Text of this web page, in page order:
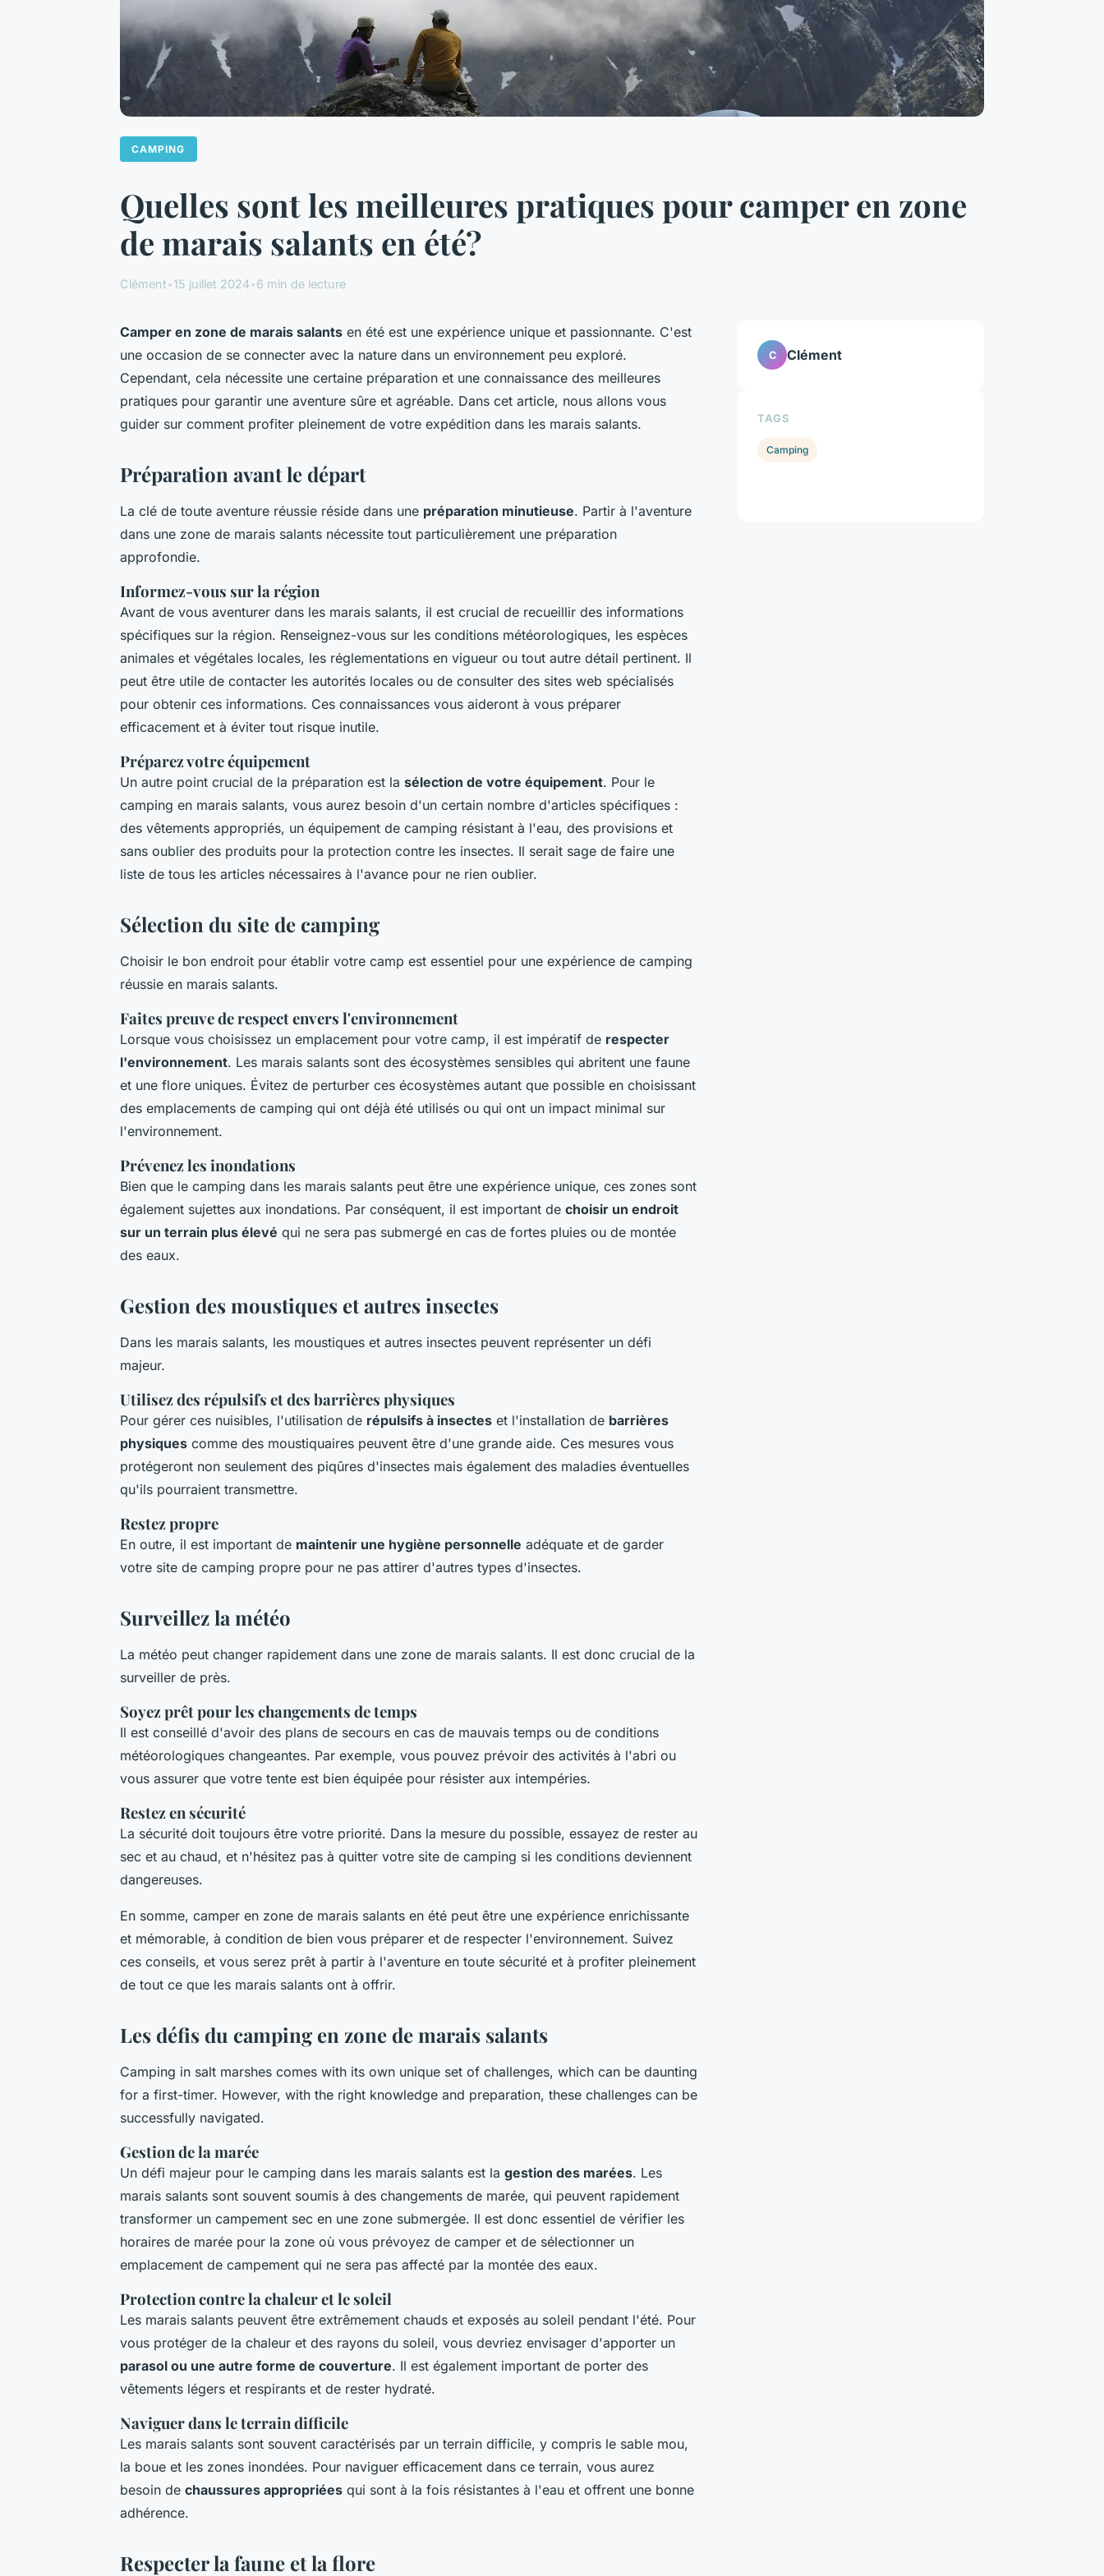
CAMPING
Quelles sont les meilleures pratiques pour camper en zone
de marais salants en été?
Clément•15 juillet 2024•6 min de lecture
Camper en zone de marais salants en été est une expérience unique et passionnante. C'est
une occasion de se connecter avec la nature dans un environnement peu exploré.
Cependant, cela nécessite une certaine préparation et une connaissance des meilleures
pratiques pour garantir une aventure sûre et agréable. Dans cet article, nous allons vous
guider sur comment profiter pleinement de votre expédition dans les marais salants.
Préparation avant le départ
La clé de toute aventure réussie réside dans une préparation minutieuse. Partir à l'aventure
dans une zone de marais salants nécessite tout particulièrement une préparation
approfondie.
Informez-vous sur la région
Avant de vous aventurer dans les marais salants, il est crucial de recueillir des informations
spécifiques sur la région. Renseignez-vous sur les conditions météorologiques, les espèces
animales et végétales locales, les réglementations en vigueur ou tout autre détail pertinent. Il
peut être utile de contacter les autorités locales ou de consulter des sites web spécialisés
pour obtenir ces informations. Ces connaissances vous aideront à vous préparer
efficacement et à éviter tout risque inutile.
Préparez votre équipement
Un autre point crucial de la préparation est la sélection de votre équipement. Pour le
camping en marais salants, vous aurez besoin d'un certain nombre d'articles spécifiques :
des vêtements appropriés, un équipement de camping résistant à l'eau, des provisions et
sans oublier des produits pour la protection contre les insectes. Il serait sage de faire une
liste de tous les articles nécessaires à l'avance pour ne rien oublier.
Sélection du site de camping
Choisir le bon endroit pour établir votre camp est essentiel pour une expérience de camping
réussie en marais salants.
Faites preuve de respect envers l'environnement
Lorsque vous choisissez un emplacement pour votre camp, il est impératif de respecter
l'environnement. Les marais salants sont des écosystèmes sensibles qui abritent une faune
et une flore uniques. Évitez de perturber ces écosystèmes autant que possible en choisissant
des emplacements de camping qui ont déjà été utilisés ou qui ont un impact minimal sur
l'environnement.
Prévenez les inondations
Bien que le camping dans les marais salants peut être une expérience unique, ces zones sont
également sujettes aux inondations. Par conséquent, il est important de choisir un endroit
sur un terrain plus élevé qui ne sera pas submergé en cas de fortes pluies ou de montée
des eaux.
Gestion des moustiques et autres insectes
Dans les marais salants, les moustiques et autres insectes peuvent représenter un défi
majeur.
Utilisez des répulsifs et des barrières physiques
Pour gérer ces nuisibles, l'utilisation de répulsifs à insectes et l'installation de barrières
physiques comme des moustiquaires peuvent être d'une grande aide. Ces mesures vous
protégeront non seulement des piqûres d'insectes mais également des maladies éventuelles
qu'ils pourraient transmettre.
Restez propre
En outre, il est important de maintenir une hygiène personnelle adéquate et de garder
votre site de camping propre pour ne pas attirer d'autres types d'insectes.
Surveillez la météo
La météo peut changer rapidement dans une zone de marais salants. Il est donc crucial de la
surveiller de près.
Soyez prêt pour les changements de temps
Il est conseillé d'avoir des plans de secours en cas de mauvais temps ou de conditions
météorologiques changeantes. Par exemple, vous pouvez prévoir des activités à l'abri ou
vous assurer que votre tente est bien équipée pour résister aux intempéries.
Restez en sécurité
La sécurité doit toujours être votre priorité. Dans la mesure du possible, essayez de rester au
sec et au chaud, et n'hésitez pas à quitter votre site de camping si les conditions deviennent
dangereuses.
En somme, camper en zone de marais salants en été peut être une expérience enrichissante
et mémorable, à condition de bien vous préparer et de respecter l'environnement. Suivez
ces conseils, et vous serez prêt à partir à l'aventure en toute sécurité et à profiter pleinement
de tout ce que les marais salants ont à offrir.
Les défis du camping en zone de marais salants
Camping in salt marshes comes with its own unique set of challenges, which can be daunting
for a first-timer. However, with the right knowledge and preparation, these challenges can be
successfully navigated.
Gestion de la marée
Un défi majeur pour le camping dans les marais salants est la gestion des marées. Les
marais salants sont souvent soumis à des changements de marée, qui peuvent rapidement
transformer un campement sec en une zone submergée. Il est donc essentiel de vérifier les
horaires de marée pour la zone où vous prévoyez de camper et de sélectionner un
emplacement de campement qui ne sera pas affecté par la montée des eaux.
Protection contre la chaleur et le soleil
Les marais salants peuvent être extrêmement chauds et exposés au soleil pendant l'été. Pour
vous protéger de la chaleur et des rayons du soleil, vous devriez envisager d'apporter un
parasol ou une autre forme de couverture. Il est également important de porter des
vêtements légers et respirants et de rester hydraté.
Naviguer dans le terrain difficile
Les marais salants sont souvent caractérisés par un terrain difficile, y compris le sable mou,
la boue et les zones inondées. Pour naviguer efficacement dans ce terrain, vous aurez
besoin de chaussures appropriées qui sont à la fois résistantes à l'eau et offrent une bonne
adhérence.
Respecter la faune et la flore
C Clément
TAGS
Camping